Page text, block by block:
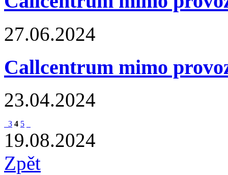
27.06.2024
Callcentrum mimo
23.04.2024
3 4 5
19.08.2024
Zpět